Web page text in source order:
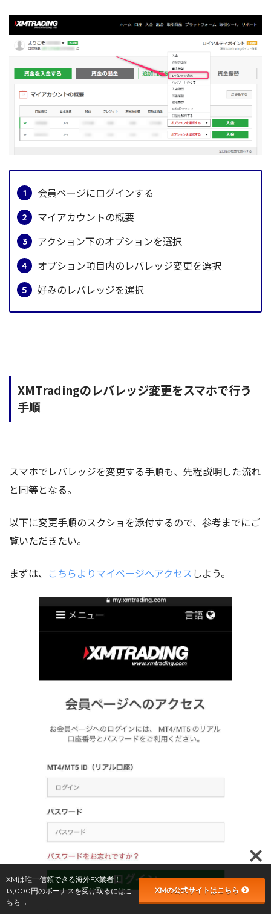
会員ページにログインする
マイアカウントの概要
アクション下のオプションを選択
オプション項目内のレバレッジ変更を選択
好みのレバレッジを選択
XMTradingのレバレッジ変更をスマホで行う
手順
スマホでレバレッジを変更する手順も、先程説明した流れ
と同等となる。
以下に変更手順のスクショを添付するので、参考までにご
覧いただきたい。
まずは、 こちらよりマイページへアクセスしよう。
XMは唯一信頼できる海外FX業者！
13,000円のボーナスを受け取るにはこ
ちら→
XMの公式サイトはこちら